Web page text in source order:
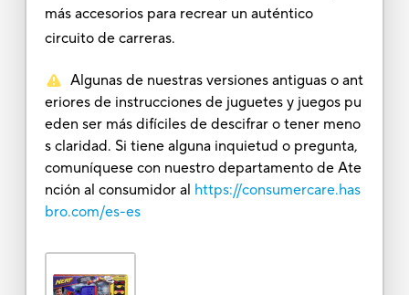
más accesorios para recrear un auténtico
circuito de carreras.
Algunas de nuestras versiones antiguas o ant
eriores de instrucciones de juguetes y juegos pu
eden ser más difíciles de descifrar o tener meno
s claridad. Si tiene alguna inquietud o pregunta,
comuníquese con nuestro departamento de Ate
nción al consumidor al https://consumercare.has
bro.com/es-es